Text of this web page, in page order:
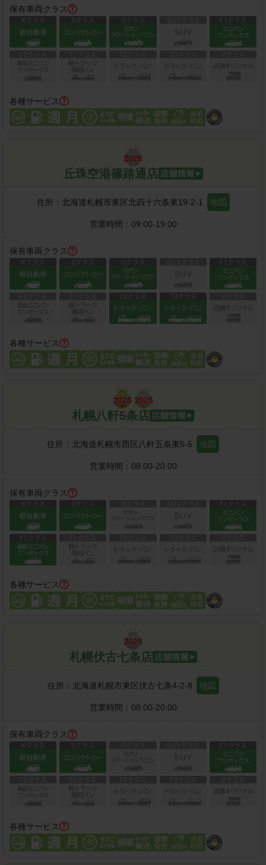
保有車両クラス
各種サービス
丘珠空港篠路通店
住所： 北海道札幌市東区北四十六条東19-2-1 地図
営業時間： 09:00-19:00
保有車両クラス
各種サービス
札幌八軒5条店
住所： 北海道札幌市西区八軒五条東5-5 地図
営業時間： 08:00-20:00
保有車両クラス
各種サービス
札幌伏古七条店
住所： 北海道札幌市東区伏古七条4-2-8 地図
営業時間： 08:00-20:00
保有車両クラス
各種サービス